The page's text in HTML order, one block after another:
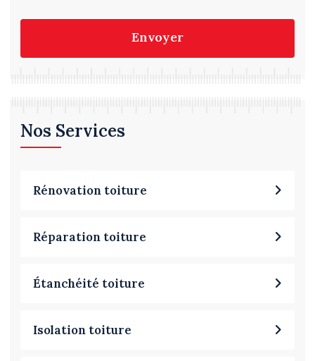
Envoyer
Nos Services
Rénovation toiture
Réparation toiture
Étanchéité toiture
Isolation toiture